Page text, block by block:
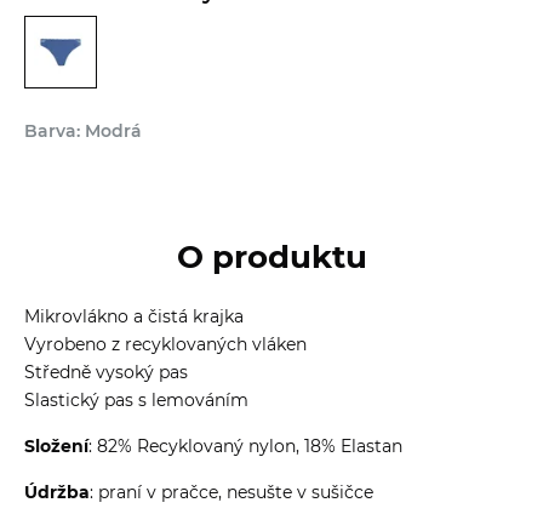
Barva: Modrá
O produktu
Mikrovlákno a čistá krajka
Vyrobeno z recyklovaných vláken
Středně vysoký pas
Slastický pas s lemováním
Složení: 82% Recyklovaný nylon, 18% Elastan
Údržba: praní v pračce, nesušte v sušičce